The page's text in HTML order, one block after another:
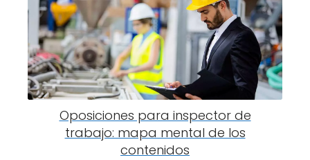
Oposiciones para inspector de
trabajo: mapa mental de los
contenidos